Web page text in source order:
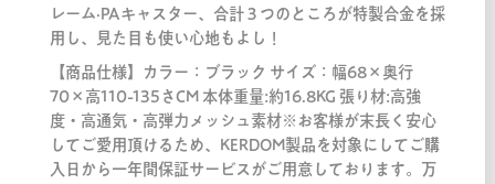
レーム·PAキャスター、合計３つのところが特製合金を採
用し、見た目も使い心地もよし！
【商品仕様】カラー：ブラック サイズ：幅68×奥行
70×高110-135さCM 本体重量:約16.8KG 張り材:高強
度・高通気・高弾力メッシュ素材※お客様が末長く安心
してご愛用頂けるため、KERDOM製品を対象にしてご購
入日から一年間保証サービスがご用意しております。万